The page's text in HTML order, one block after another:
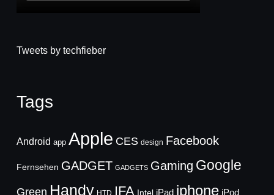
Tweets by techfieber
Tags
Android app Apple CES design Facebook
Fernsehen GADGET GADGETS Gaming Google
Green Handy HTD IFA Intel iPad iphone iPod